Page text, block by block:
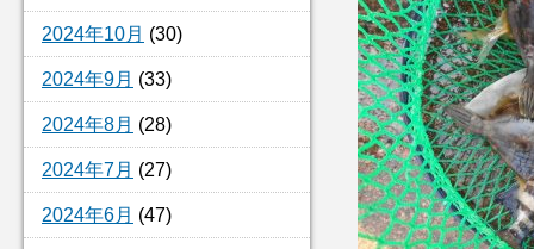
2024年10月 (30)
2024年9月 (33)
2024年8月 (28)
2024年7月 (27)
2024年6月 (47)